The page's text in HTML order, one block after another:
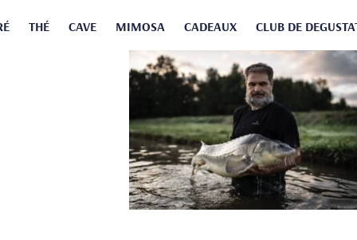
THÉ CAVE MIMOSA CADEAUX CLUB DE